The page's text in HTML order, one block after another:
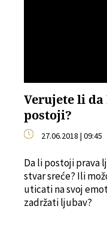
Verujete li da
postoji?
27.06.2018 | 09:45
Da li postoji prava
stvar sreće? Ili
uticati na svoj
zadržati ljubav?